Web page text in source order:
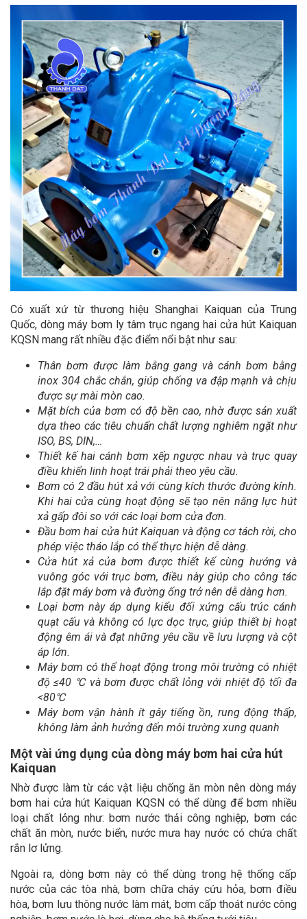
Có xuất xứ từ thương hiệu Shanghai Kaiquan của Trung
Quốc, dòng máy bơm ly tâm trục ngang hai cửa hút Kaiquan
KQSN mang rất nhiều đặc điểm nổi bật như sau:
Thân bơm được làm bằng gang và cánh bơm bằng
inox 304 chắc chắn, giúp chống va đập mạnh và chịu
được sự mài mòn cao.
Mặt bích của bơm có độ bền cao, nhờ được sản xuất
dựa theo các tiêu chuẩn chất lượng nghiêm ngặt như
ISO, BS, DIN,…
Thiết kế hai cánh bơm xếp ngược nhau và trục quay
điều khiển linh hoạt trái phải theo yêu cầu.
Bơm có 2 đầu hút xả với cùng kích thước đường kính.
Khi hai cửa cùng hoạt động sẽ tạo nên năng lực hút
xả gấp đôi so với các loại bơm cửa đơn.
Đầu bơm hai cửa hút Kaiquan và động cơ tách rời, cho
phép việc tháo lắp có thể thực hiện dễ dàng.
Cửa hút xả của bơm được thiết kế cùng hướng và
vuông góc với trục bơm, điều này giúp cho công tác
lắp đặt máy bơm và đường ống trở nên dễ dàng hơn.
Loại bơm này áp dụng kiểu đối xứng cấu trúc cánh
quạt cấu và không có lực dọc trục, giúp thiết bị hoạt
động êm ái và đạt những yêu cầu về lưu lượng và cột
áp lớn.
Máy bơm có thể hoạt động trong môi trường có nhiệt
độ ≤40 ℃ và bơm được chất lỏng với nhiệt độ tối đa
<80℃
Máy bơm vận hành ít gây tiếng ồn, rung động thấp,
không làm ảnh hưởng đến môi trường xung quanh
Một vài ứng dụng của dòng máy bơm hai cửa hút
Kaiquan
Nhờ được làm từ các vật liệu chống ăn mòn nên dòng máy
bơm hai cửa hút Kaiquan KQSN có thể dùng để bơm nhiều
loại chất lỏng như: bơm nước thải công nghiệp, bơm các
chất ăn mòn, nước biển, nước mưa hay nước có chứa chất
rắn lơ lửng.
Ngoài ra, dòng bơm này có thể dùng trong hệ thống cấp
nước của các tòa nhà, bơm chữa cháy cứu hỏa, bơm điều
hòa, bơm lưu thông nước làm mát, bơm cấp thoát nước công